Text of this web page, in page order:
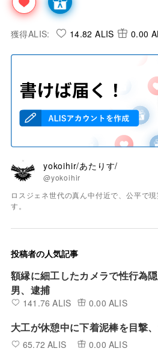
獲得ALIS: 14.82 ALIS 0.00
yokoihir/あたりす/
@yokoihir
ロスジェネ世代の真ん中付近で、公平で
す。
投稿者の人気記事
額縁に細工したカメラで性行為
男、逮捕
141.76 ALIS 0.00 ALIS
大工が休憩中に下着泥棒を目撃
65.72 ALIS 0.00 ALIS